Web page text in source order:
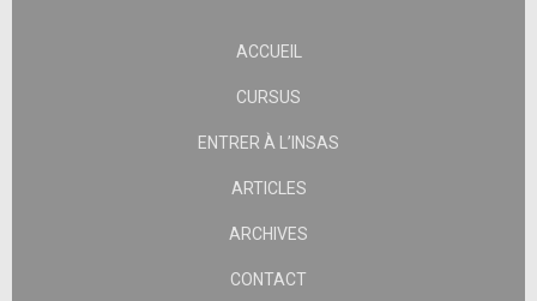
ACCUEIL
CURSUS
ENTRER À L’INSAS
ARTICLES
ARCHIVES
CONTACT